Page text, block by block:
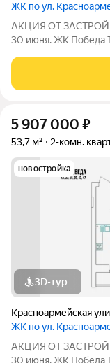
ЖК по ул.
АКЦИЯ ОТ
30 июня. ЖК Победа
современный 5-
созданный в формате
5 907 000 ₽
53,7 м² 2-комн.
новостройка
3D-тур
Красноармейская
ЖК по ул.
АКЦИЯ ОТ
30 июня. ЖК Победа